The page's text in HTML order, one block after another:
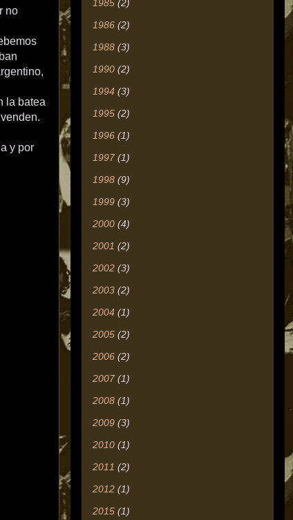
no
la batea
y por
1985 (2)
1986 (2)
1988 (3)
1990 (2)
1994 (3)
1995 (2)
1996 (1)
1997 (1)
1998 (9)
1999 (3)
2000 (4)
2001 (2)
2002 (3)
2003 (2)
2004 (1)
2005 (2)
2006 (2)
2007 (1)
2008 (1)
2009 (3)
2010 (1)
2011 (2)
2012 (1)
2015 (1)